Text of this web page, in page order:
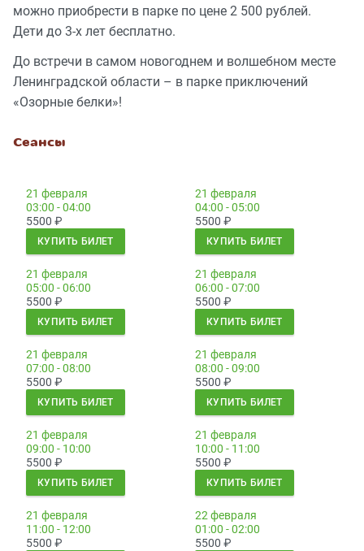
можно приобрести в парке по цене 2 500 рублей.
Дети до 3-х лет бесплатно.
До встречи в самом новогоднем и волшебном месте
Ленинградской области – в парке приключений
«Озорные белки»!
Сеансы
21 февраля
03:00 - 04:00
5500 ₽
КУПИТЬ БИЛЕТ
21 февраля
04:00 - 05:00
5500 ₽
КУПИТЬ БИЛЕТ
21 февраля
05:00 - 06:00
5500 ₽
КУПИТЬ БИЛЕТ
21 февраля
06:00 - 07:00
5500 ₽
КУПИТЬ БИЛЕТ
21 февраля
07:00 - 08:00
5500 ₽
КУПИТЬ БИЛЕТ
21 февраля
08:00 - 09:00
5500 ₽
КУПИТЬ БИЛЕТ
21 февраля
09:00 - 10:00
5500 ₽
КУПИТЬ БИЛЕТ
21 февраля
10:00 - 11:00
5500 ₽
КУПИТЬ БИЛЕТ
21 февраля
11:00 - 12:00
5500 ₽
22 февраля
01:00 - 02:00
5500 ₽